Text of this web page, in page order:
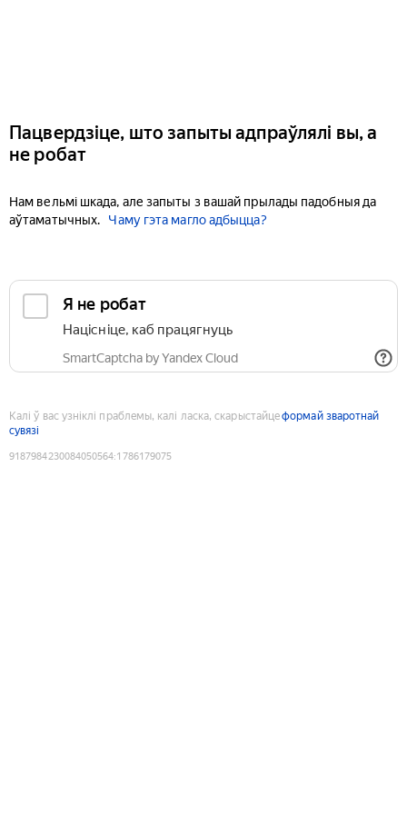
Пацвердзіце, што запыты адпраўлялі вы, а
не робат
Нам вельмі шкада, але запыты з вашай прылады падобныя да
аўтаматычных.
Чаму гэта магло адбыцца?
Я не робат
Націсніце, каб працягнуць
SmartCaptcha by Yandex Cloud
Калі ў вас узніклі праблемы, калі ласка, скарыстайцеформай зваротнай
сувязі
9187984230084050564:1786179075